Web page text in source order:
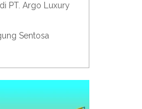
PT. Argo Luxury
Sentosa